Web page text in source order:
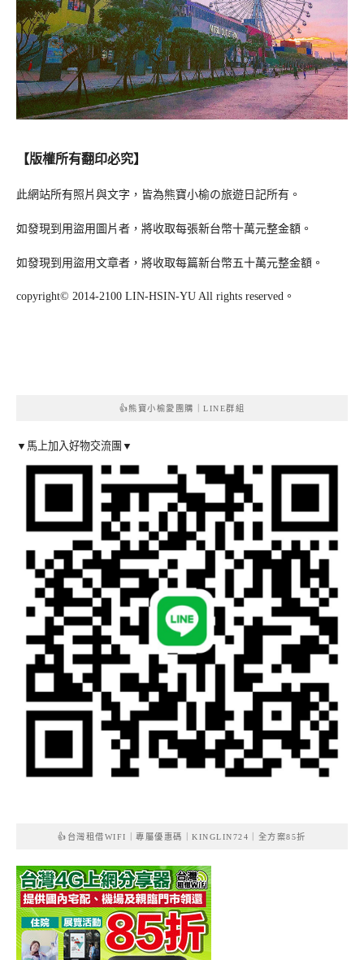
【版權所有翻印必究】
此網站所有照片與文字，皆為熊寶小榆の旅遊日記所有。
如發現到用盜用圖片者，將收取每張新台幣十萬元整金額。
如發現到用盜用文章者，將收取每篇新台幣五十萬元整金額。
copyright© 2014-2100 LIN-HSIN-YU All rights reserved。
👍熊寶小榆愛團購｜LINE群組
▼馬上加入好物交流團▼
👍台灣租借WIFI｜專屬優惠碼｜KINGLIN724｜全方案85折